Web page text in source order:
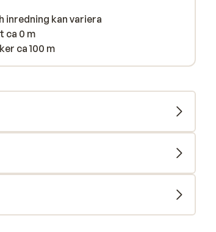
inredning kan variera
ca 0 m
ca 100 m